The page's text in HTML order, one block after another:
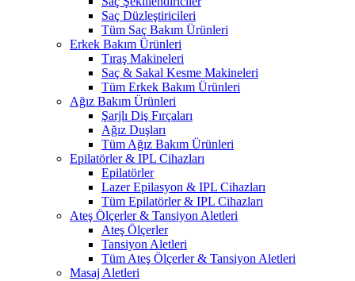
Saç Düzleştiricileri
Tüm Saç Bakım Ürünleri
Erkek Bakım Ürünleri
Tıraş Makineleri
Saç & Sakal Kesme Makineleri
Tüm Erkek Bakım Ürünleri
Ağız Bakım Ürünleri
Şarjlı Diş Fırçaları
Ağız Duşları
Tüm Ağız Bakım Ürünleri
Epilatörler & IPL Cihazları
Epilatörler
Lazer Epilasyon & IPL Cihazları
Tüm Epilatörler & IPL Cihazları
Ateş Ölçerler & Tansiyon Aletleri
Ateş Ölçerler
Tansiyon Aletleri
Tüm Ateş Ölçerler & Tansiyon Aletleri
Masaj Aletleri